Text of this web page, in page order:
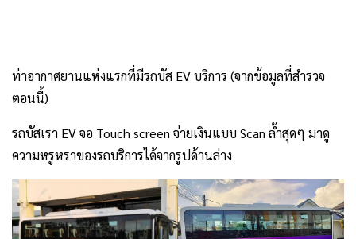
ท่าอากาศยานแห่งแรกที่มีรถบัส EV บริการ (จากข้อมูลที่สำรวจ
ตอนนี้)
รถบัสเรา EV จอ Touch screen จ่ายเงินแบบ Scan ล้ำสุดๆ มาดู
ความหรูหราของรถบริการได้จากรูปด้านล่าง